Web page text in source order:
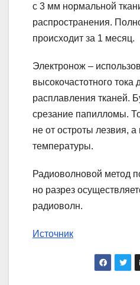
с 3 мм нормальной
распространения.
происходит за 1 месяц.
Электронож –
высокочастотного тока
расплавления тканей.
срезание папилломы.
не от остроты лезвия, а
температуры.
Радиоволновой метод
но разрез
радиоволн.
Источник